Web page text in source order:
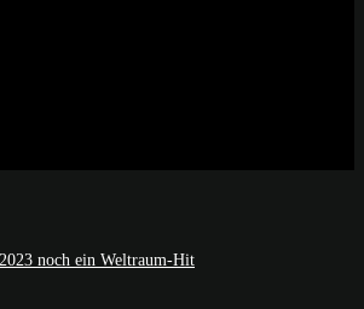
noch ein Weltraum-Hit